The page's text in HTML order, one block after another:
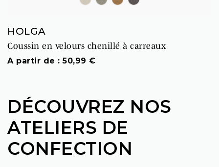
HOLGA
Coussin en velours chenillé à carreaux
Prix
A partir de : 50,99 €
DÉCOUVREZ NOS
ATELIERS DE
CONFECTION